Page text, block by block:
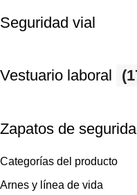
Seguridad vial
Vestuario laboral
Zapatos de
Categorías del producto
Arnes y línea de vida